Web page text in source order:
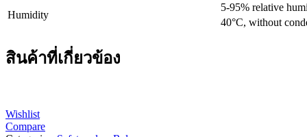
Humidity
5-95% relative
40°C, without
สินค้าที่เกี่ยวข้อง
Wishlist
Compare